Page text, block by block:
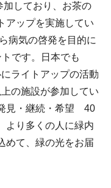
加しており、お茶の
アップを実施してい
病気の啓発を目的に
です。日本でも
ライトアップの活動
の施設が参加してい
見・継続・希望 40
より多くの人に緑内
めて、緑の光をお届